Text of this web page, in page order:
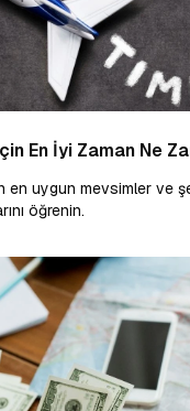
En İyi Zaman Ne
en uygun mevsimler ve
öğrenin.